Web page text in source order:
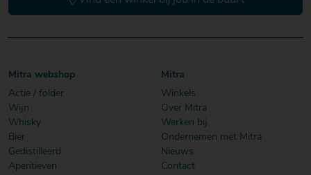
Mitra webshop
Actie / folder
Wijn
Whisky
Bier
Gedistilleerd
Aperitieven
Mitra
Winkels
Over Mitra
Werken bij
Ondernemen met Mitra
Nieuws
Contact